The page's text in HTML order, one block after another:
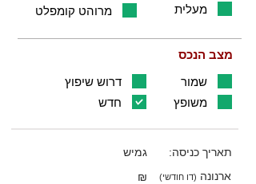
מרוהט קומפלט
מעלית
מצב הנכס
דרוש שיפוץ
שמור
חדש
משופץ
גמיש
תאריך כניסה:
₪
ארנונה (דו חודשי)